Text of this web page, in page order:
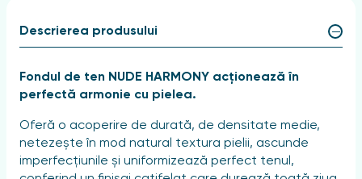
Descrierea produsului
Fondul de ten NUDE HARMONY acționează în
perfectă armonie cu pielea.
Oferă o acoperire de durată, de densitate medie,
netezește în mod natural textura pielii, ascunde
imperfecțiunile și uniformizează perfect tenul,